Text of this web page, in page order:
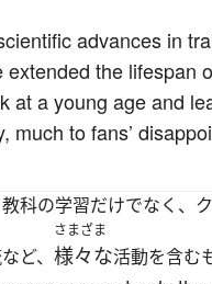
advances in
extended the lifespan
at a young age and
much to fans’
科の学習だけでなく、
ど、
さまざま
様々な活動を含む